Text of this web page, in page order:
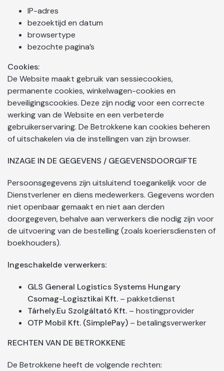
IP-adres
bezoektijd en datum
browsertype
bezochte pagina’s
Cookies:
De Website maakt gebruik van sessiecookies,
permanente cookies, winkelwagen-cookies en
beveiligingscookies. Deze zijn nodig voor een correcte
werking van de Website en een verbeterde
gebruikerservaring. De Betrokkene kan cookies beheren
of uitschakelen via de instellingen van zijn browser.
INZAGE IN DE GEGEVENS / GEGEVENSDOORGIFTE
Persoonsgegevens zijn uitsluitend toegankelijk voor de
Dienstverlener en diens medewerkers. Gegevens worden
niet openbaar gemaakt en niet aan derden
doorgegeven, behalve aan verwerkers die nodig zijn voor
de uitvoering van de bestelling (zoals koeriersdiensten of
boekhouders).
Ingeschakelde verwerkers:
GLS General Logistics Systems Hungary
Csomag-Logisztikai Kft. – pakketdienst
Tárhely.Eu Szolgáltató Kft. – hostingprovider
OTP Mobil Kft. (SimplePay) – betalingsverwerker
RECHTEN VAN DE BETROKKENE
De Betrokkene heeft de volgende rechten: